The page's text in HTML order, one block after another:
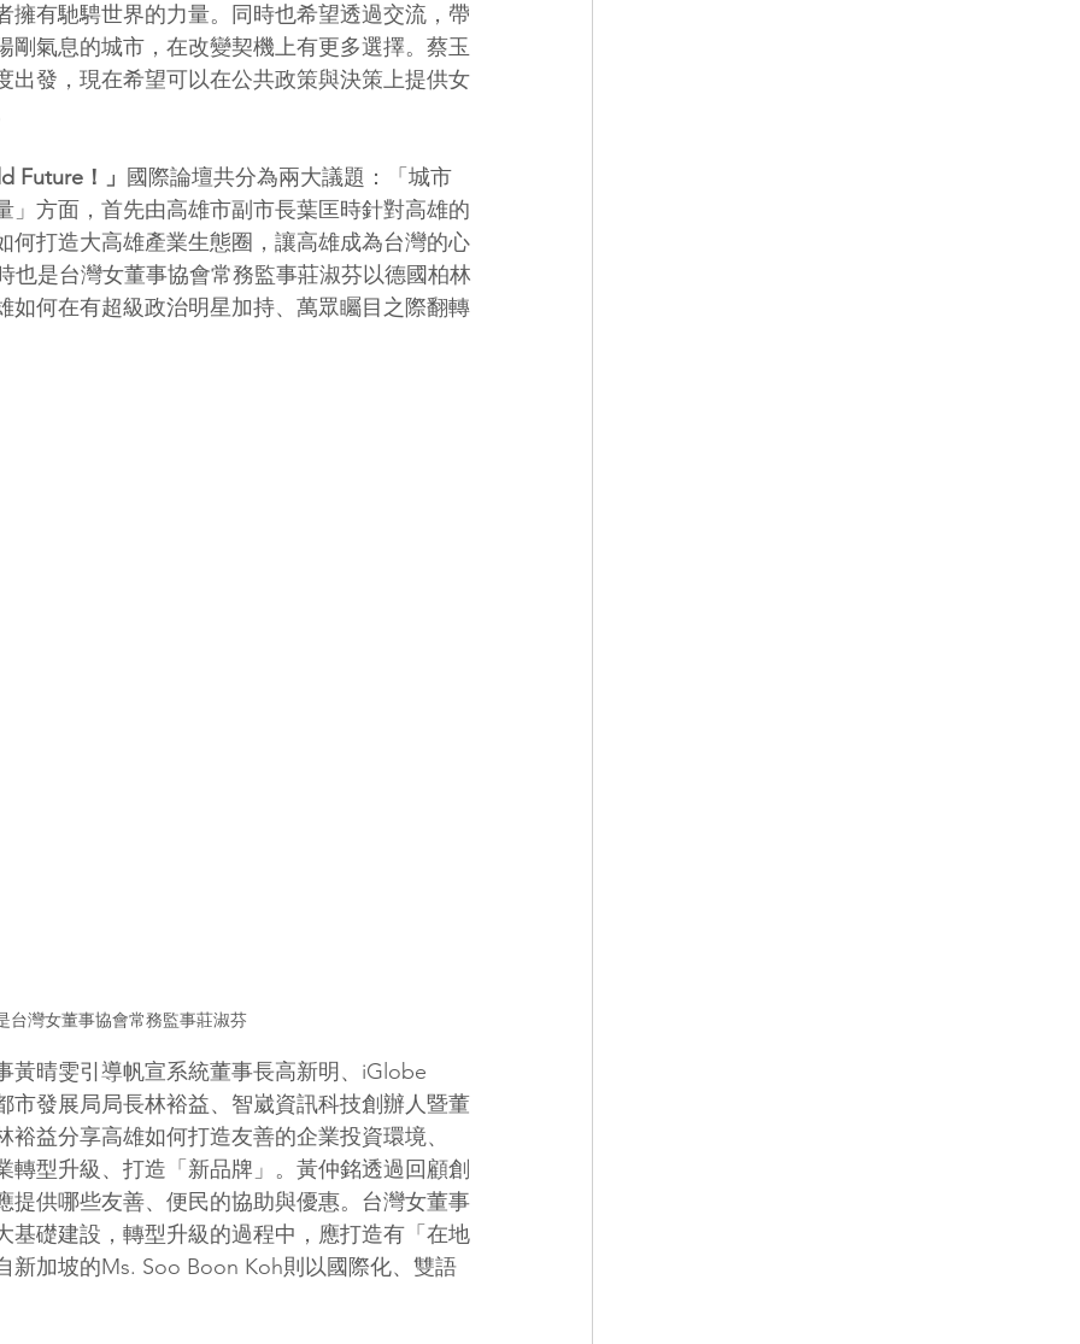
有馳騁世界的力量。同時也希望透過交流，帶
氣息的城市，在改變契機上有更多選擇。蔡玉
發，現在希望可以在公共政策與決策上提供女
Future！」 國際論壇共分為兩大議題：「城市
方面，首先由高雄市副市長葉匡時針對高雄的
打造大高雄產業生態圈，讓高雄成為台灣的心
也是台灣女董事協會常務監事莊淑芬以德國柏林
何在有超級政治明星加持、萬眾矚目之際翻轉
台灣女董事協會常務監事莊淑芬
黃晴雯引導帆宣系統董事長高新明、iGlobe
市發展局局長林裕益、智崴資訊科技創辦人暨董
益分享高雄如何打造友善的企業投資環境、
轉型升級、打造「新品牌」。黃仲銘透過回顧創
供哪些友善、便民的協助與優惠。台灣女董事
礎建設，轉型升級的過程中，應打造有「在地
新加坡的Ms. Soo Boon Koh則以國際化、雙語